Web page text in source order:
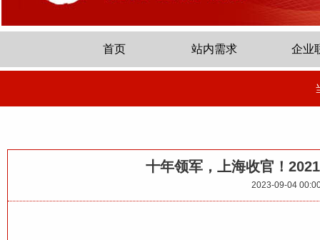
首页 站内需求 企业
十年领军，上海收官！
2023-09-04